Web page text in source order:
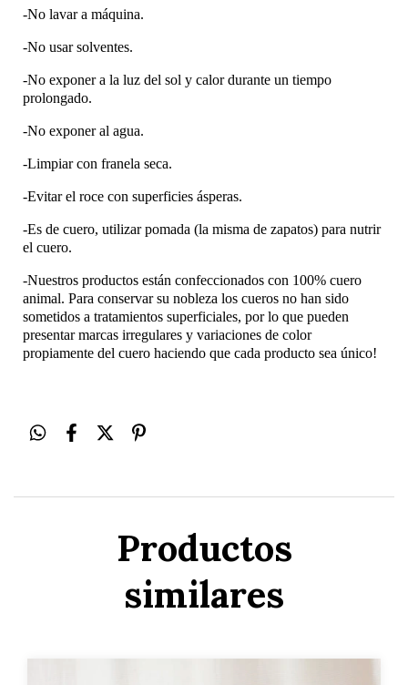
-No lavar a máquina.
-No usar solventes.
-No exponer a la luz del sol y calor durante un tiempo
prolongado.
-No exponer al agua.
-Limpiar con franela seca.
-Evitar el roce con superficies ásperas.
-Es de cuero, utilizar pomada (la misma de zapatos) para nutrir
el cuero.
-Nuestros productos están confeccionados con 100% cuero
animal. Para conservar su nobleza los cueros no han sido
sometidos a tratamientos superficiales, por lo que pueden
presentar marcas irregulares y variaciones de color
propiamente del cuero haciendo que cada producto sea único!
Productos
similares